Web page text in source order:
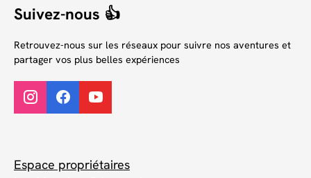
Suivez-nous 👍
Retrouvez-nous sur les réseaux pour suivre nos aventures et
partager vos plus belles expériences
Espace propriétaires